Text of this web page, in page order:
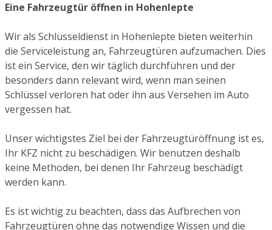
Eine Fahrzeugtür öffnen in Hohenlepte
Wir als Schlüsseldienst in Hohenlepte bieten weiterhin
die Serviceleistung an, Fahrzeugtüren aufzumachen. Dies
ist ein Service, den wir täglich durchführen und der
besonders dann relevant wird, wenn man seinen
Schlüssel verloren hat oder ihn aus Versehen im Auto
vergessen hat.
Unser wichtigstes Ziel bei der Fahrzeugtüröffnung ist es,
Ihr KFZ nicht zu beschädigen. Wir benutzen deshalb
keine Methoden, bei denen Ihr Fahrzeug beschädigt
werden kann.
Es ist wichtig zu beachten, dass das Aufbrechen von
Fahrzeugtüren ohne das notwendige Wissen und die